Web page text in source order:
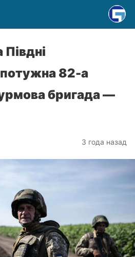
82-а
бригада —
3 года назад